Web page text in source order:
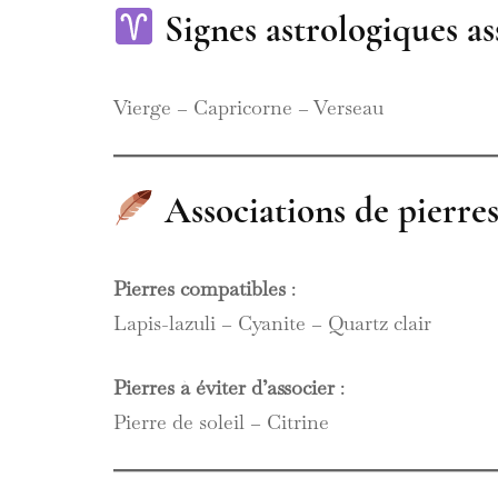
Signes astrologiques
Vierge – Capricorne – Verseau
Associations de pierres
Pierres compatibles :
Lapis-lazuli – Cyanite – Quartz clair
Pierres à éviter d’associer:
Pierre de soleil – Citrine